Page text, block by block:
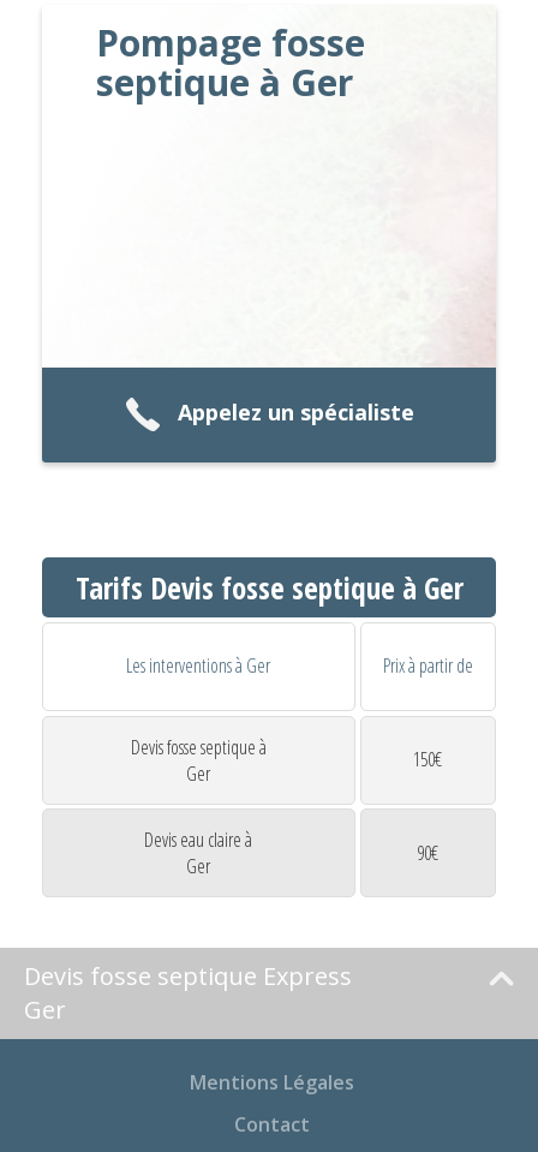
Pompage fosse
septique à Ger
Appelez un spécialiste
Tarifs Devis fosse septique à Ger
Les interventions à Ger Prix à partir de
Devis fosse septique à
Ger
150€
Devis eau claire à
Ger
90€
Devis fosse septique Express
Ger
Mentions Légales
Contact